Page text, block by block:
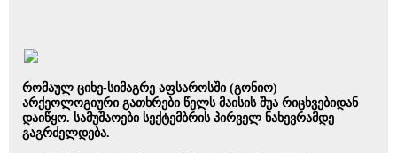
რომაულ ციხე-სიმაგრე აფსაროსში (გონიო)
არქეოლოგიური გათხრები წელს მაისის შუა რიცხვებიდან
დაიწყო. სამუშაოები სექტემბრის პირველ ნახევრამდე
გაგრძელდება.